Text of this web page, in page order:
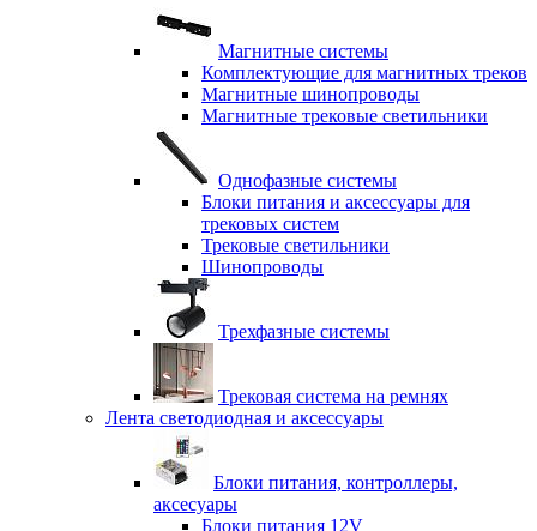
Магнитные системы
Комплектующие для магнитных треков
Магнитные шинопроводы
Магнитные трековые светильники
Однофазные системы
Блоки питания и аксессуары для
трековых систем
Трековые светильники
Шинопроводы
Трехфазные системы
Трековая система на ремнях
Лента светодиодная и аксессуары
Блоки питания, контроллеры,
аксесуары
Блоки питания 12V